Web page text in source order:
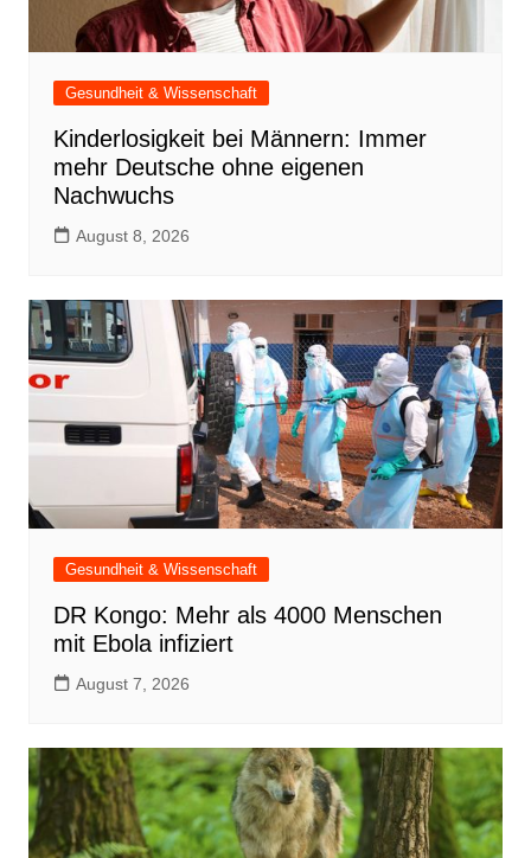
Gesundheit & Wissenschaft
Kinderlosigkeit bei Männern: Immer
mehr Deutsche ohne eigenen
Nachwuchs
August 8, 2026
Gesundheit & Wissenschaft
DR Kongo: Mehr als 4000 Menschen
mit Ebola infiziert
August 7, 2026